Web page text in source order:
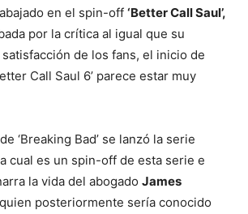
en el spin-off ‘Better Call Saul’,
por la crítica al igual que su
de los fans, el inicio de
Call Saul 6’ parece estar muy
‘Breaking Bad’ se lanzó la serie
cual es un spin-off de esta serie e
la vida del abogado James
posteriormente sería conocido